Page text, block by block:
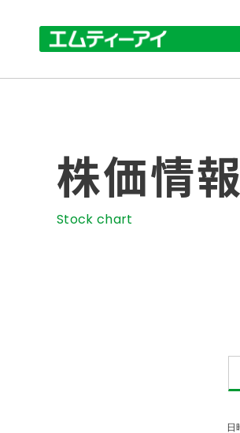
株価情報
Stock chart